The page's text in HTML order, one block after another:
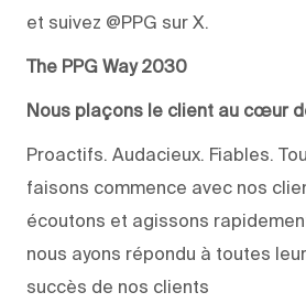
et suivez @PPG sur X.
The PPG Way 2030
Nous plaçons le client au cœur
Proactifs. Audacieux. Fiables.
faisons commence avec nos
écoutons et agissons
nous ayons répondu à toutes
succès de nos clients